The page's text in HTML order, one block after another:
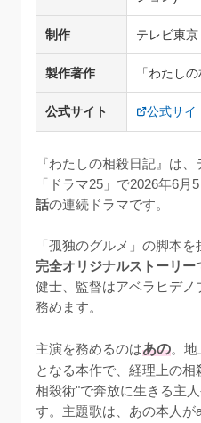
制作 テレビ東
製作著作 「わたし
公式サイト 公式サイ
『わたしの相殺日記』は
「ドラマ25」で2026年6
話の連続ドラマです。
「孤独のグルメ」の脚本
完全オリジナルストーリー
健士、監督はアベラヒデ
務めます。
主演を務めるのはあの。地
となる本作で、経理上の
相殺術"で奔放に生きる主
す。主題歌は、あの本人が